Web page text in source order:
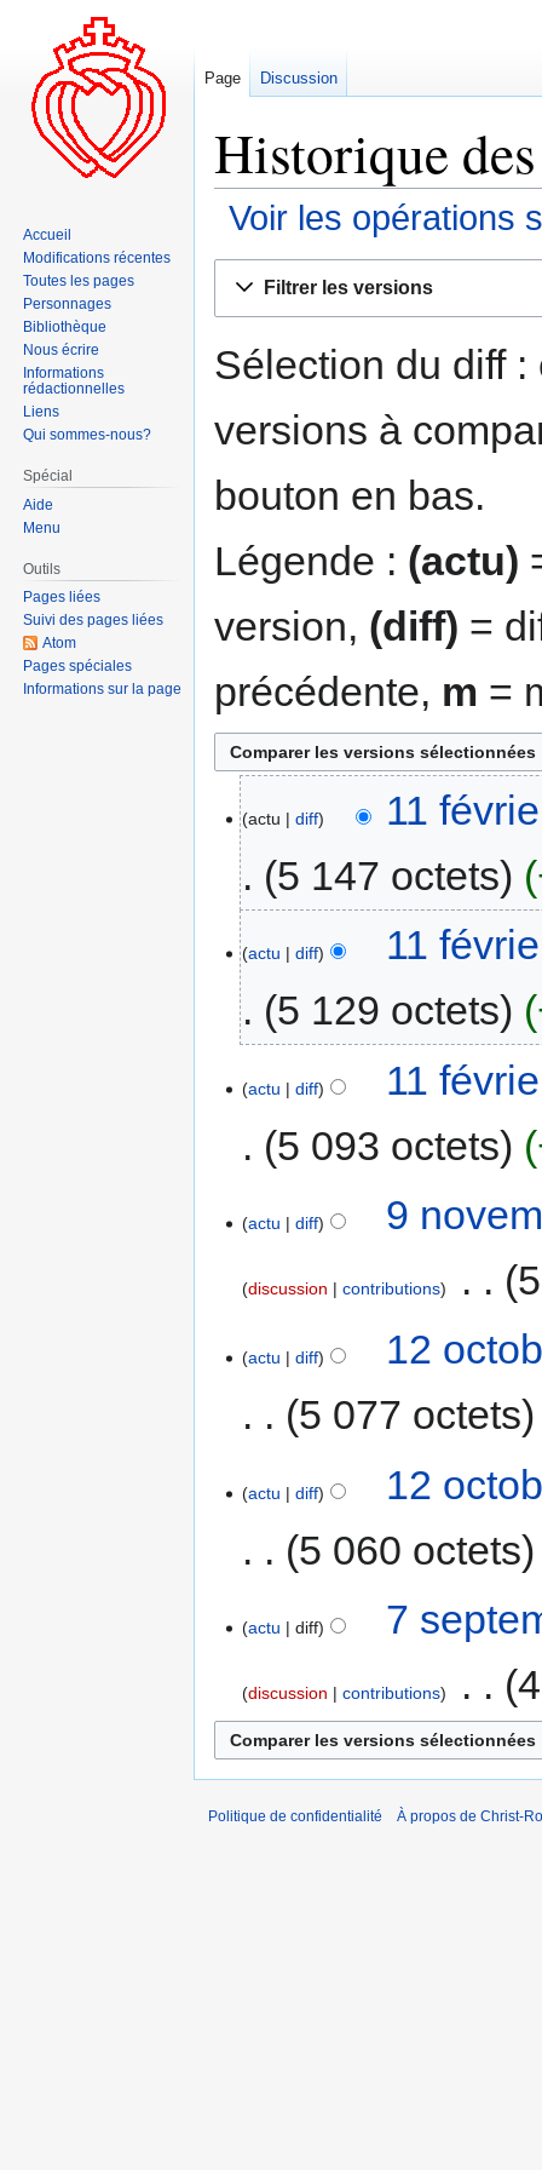
Historique
Voir les opérations
navigation
recherche
Filtrer les versions
Sélection du diff
versions à
bouton en bas.
Légende : (actu)
version, (diff) =
précédente, m =
actu diff
11
5 147 octets
actu diff
11
5 129 octets
actu diff
11
5 093 octets
actu diff 9
discussion contributions
actu diff
12
5 077 octets
actu diff
12
5 060 octets
actu diff 7
discussion contributions
Page Discussion
Accueil
Modifications récentes
Toutes les pages
Personnages
Bibliothèque
Nous écrire
Informations
rédactionnelles
Liens
Qui sommes-nous?
Spécial
Aide
Menu
Outils
Pages liées
Suivi des pages liées
Atom
Pages spéciales
Informations sur la page
Politique de confidentialité À propos de Christ-